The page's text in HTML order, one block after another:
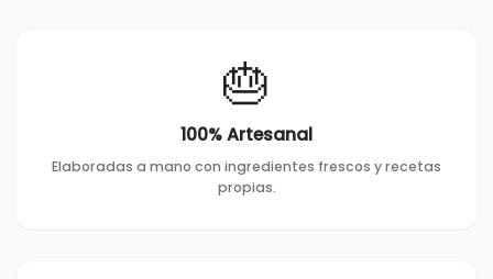
🎂
100% Artesanal
Elaboradas a mano con ingredientes frescos y recetas
propias.